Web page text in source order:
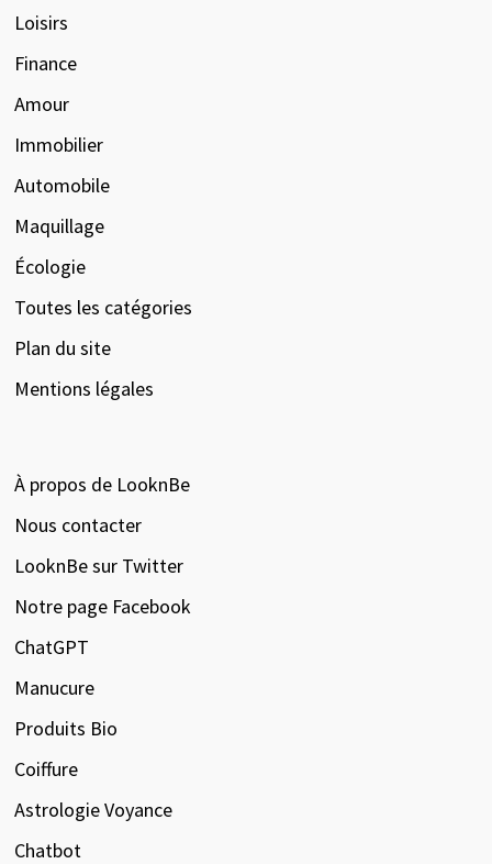
Loisirs
Finance
Amour
Immobilier
Automobile
Maquillage
Écologie
Toutes les catégories
Plan du site
Mentions légales
À propos de LooknBe
Nous contacter
LooknBe sur Twitter
Notre page Facebook
ChatGPT
Manucure
Produits Bio
Coiffure
Astrologie Voyance
Chatbot